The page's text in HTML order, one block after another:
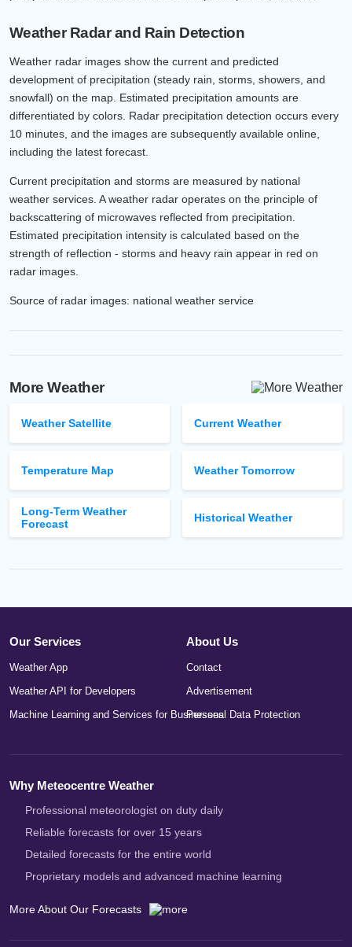
Weather Radar and Rain Detection
Weather radar images show the current and predicted
development of precipitation (steady rain, storms, showers, and
snowfall) on the map. Estimated precipitation amounts are
differentiated by colors. Radar precipitation detection occurs every
10 minutes, and the images are subsequently available online,
including the latest forecast.
Current precipitation and storms are measured by national
weather services. A weather radar operates on the principle of
backscattering of microwaves reflected from precipitation.
Estimated precipitation intensity is calculated based on the
strength of reflection - storms and heavy rain appear in red on
radar images.
Source of radar images: national weather service
More Weather
Weather Satellite
Temperature Map
Long-Term Weather
Forecast
Current Weather
Weather Tomorrow
Historical Weather
Our Services
Weather App
Weather API for Developers
Machine Learning and Services for Businesses
About Us
Contact
Advertisement
Personal Data Protection
Why Meteocentre Weather
Professional meteorologist on duty daily
Reliable forecasts for over 15 years
Detailed forecasts for the entire world
Proprietary models and advanced machine learning
More About Our Forecasts